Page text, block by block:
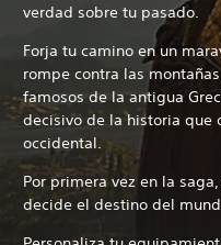
verdad sobre tu pasado.
Forja tu camino en un
rompe contra las
famosos de la antigua
decisivo de la historia que
occidental.
Por primera vez en la
decide el destino del